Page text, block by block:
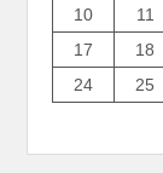
10
11
17
18
24
25